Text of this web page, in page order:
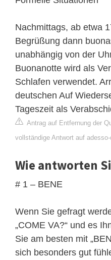
Nachmittags, ab etwa
Begrüßung dann
unabhängig von der
Buonanotte wird als
Schlafen verwendet.
deutschen Auf
Tageszeit als
Antrag auf Entfernung der
vollständige Antwort auf
Wie antworten
# 1 – BENE
Wenn Sie gefragt
„COME VA?“ und es
Sie am besten mit
sich besonders gut